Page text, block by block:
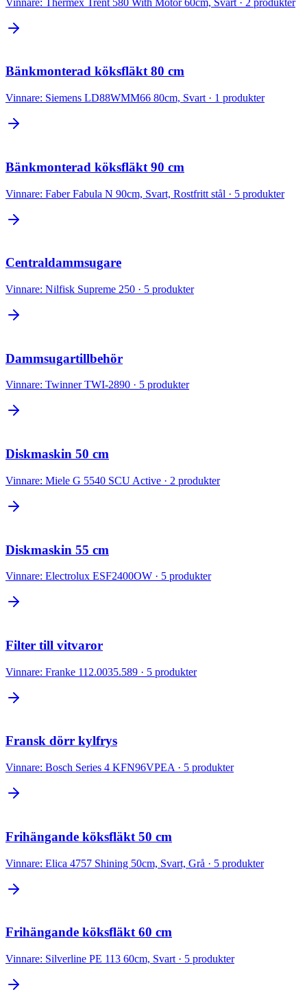
Bänkmonterad köksfläkt 80 cm
Vinnare: Siemens LD88WMM66 80cm, Svart · 1 produkter
Bänkmonterad köksfläkt 90 cm
Vinnare: Faber Fabula N 90cm, Svart, Rostfritt stål · 5 produkter
Centraldammsugare
Vinnare: Nilfisk Supreme 250 · 5 produkter
Dammsugartillbehör
Vinnare: Twinner TWI-2890 · 5 produkter
Diskmaskin 50 cm
Vinnare: Miele G 5540 SCU Active · 2 produkter
Diskmaskin 55 cm
Vinnare: Electrolux ESF2400OW · 5 produkter
Filter till vitvaror
Vinnare: Franke 112.0035.589 · 5 produkter
Fransk dörr kylfrys
Vinnare: Bosch Series 4 KFN96VPEA · 5 produkter
Frihängande köksfläkt 50 cm
Vinnare: Elica 4757 Shining 50cm, Svart, Grå · 5 produkter
Frihängande köksfläkt 60 cm
Vinnare: Silverline PE 113 60cm, Svart · 5 produkter